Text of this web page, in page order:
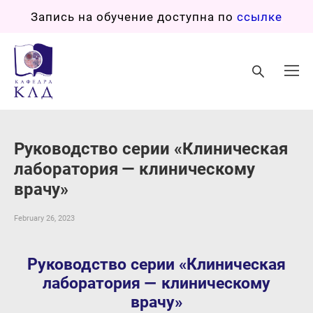
Запись на обучение доступна по ссылке
Руководство серии «Клиническая
лаборатория — клиническому
врачу»
February 26, 2023
Руководство серии «Клиническая
лаборатория — клиническому
врачу»